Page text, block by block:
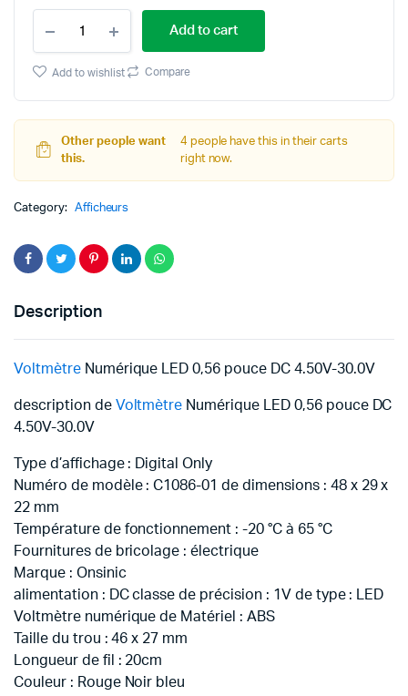
Numérique
LED
0,56
DC
4.50V-
30.0V
quantity
Add to cart
Add to wishlist Compare
Other people want
this.
4 people have this in their carts
right now.
Category: Afficheurs
Description
VoltmètreNumérique LED 0,56 pouce DC 4.50V-30.0V
description de Voltmètre Numérique LED 0,56 pouce DC
4.50V-30.0V
Type d’affichage : Digital Only
Numéro de modèle : C1086-01 de dimensions : 48 x 29 x
22 mm
Température de fonctionnement : -20 °C à 65 °C
Fournitures de bricolage : électrique
Marque : Onsinic
alimentation : DC classe de précision : 1V de type : LED
Voltmètre numérique de Matériel : ABS
Taille du trou : 46 x 27 mm
Longueur de fil : 20cm
Couleur : Rouge Noir bleu